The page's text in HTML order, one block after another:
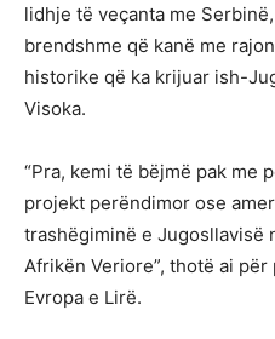
lidhje të veçanta me
brendshme që kanë me
historike që ka krijuar ish-
Visoka.
“Pra, kemi të bëjmë pak me
projekt perëndimor ose
trashëgiminë e Jugosllavisë
Afrikën Veriore”, thotë ai
Evropa e Lirë.